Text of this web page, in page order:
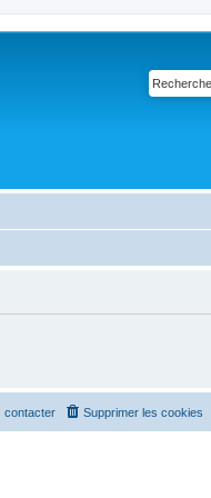
Supprimer les cookies
contacter